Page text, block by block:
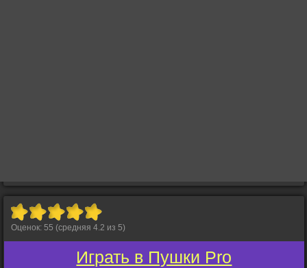
Оценок: 55 (средняя 4.2 из 5)
Играть в Пушки Pro